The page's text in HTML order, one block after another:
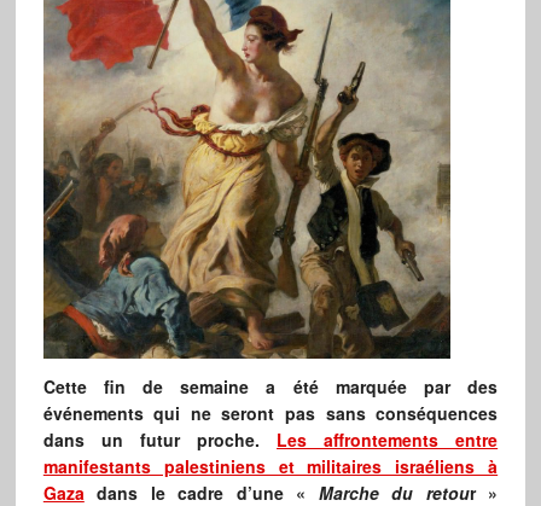
Cette fin de semaine a été marquée par des
événements qui ne seront pas sans conséquences
dans un futur proche. Les affrontements entre
manifestants palestiniens et militaires israéliens à
Gazadans le cadre d’une « Marche du retour »